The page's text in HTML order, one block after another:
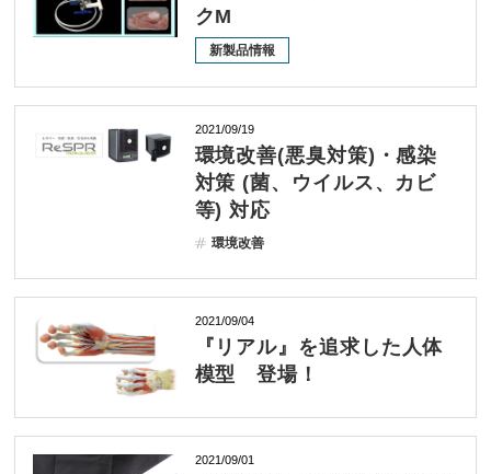
クM
新製品情報
2021/09/19
環境改善(悪臭対策)・感染
対策 (菌、ウイルス、カビ
等) 対応
環境改善
2021/09/04
『リアル』を追求した人体
模型 登場！
2021/09/01